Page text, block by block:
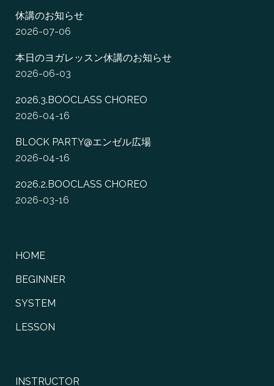
休講のお知らせ
2026-07-06
本日のヨガレッスン休講のお知らせ
2026-06-03
2026.3.BOOCLASS CHOREO
2026-04-16
BLOCK PARTY@エンゼル広場
2026-04-16
2026.2.BOOCLASS CHOREO
2026-03-16
HOME
BEGINNER
SYSTEM
LESSON
INSTRUCTOR